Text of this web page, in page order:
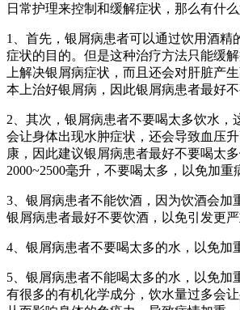
日常护理来控制和缓解症状，那么有什
1、首先，银屑病患者可以通过饮用酒精
症状的目的。但是这种治疗方法只能缓
上解决银屑病症状，而且还会对肝脏产
本上治好银屑病，因此银屑病患者最好不
2、其次，银屑病患者不要喝太多饮水，
会让身体出现水肿症状，还会导致血压
康，因此建议银屑病患者最好不要喝太
2000~2500毫升，不要喝太多，以免加重
3、银屑病患者不能饮酒，因为饮酒会加
银屑病患者最好不要饮酒，以免引发更严
4、银屑病患者不要喝太多的水，以免加
5、银屑病患者不能喝太多的水，以免加
有很多的有机化学成分，饮水量过多会